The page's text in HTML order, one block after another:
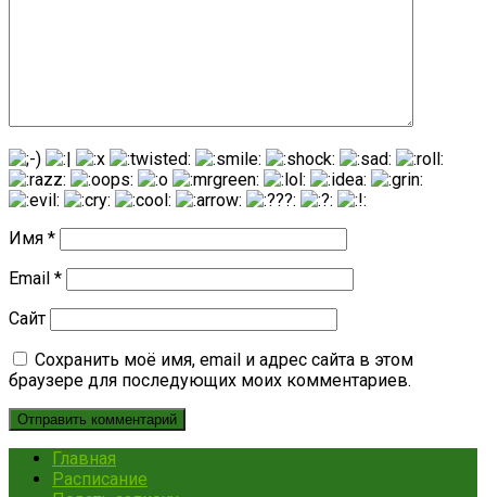
Имя *
Email *
Сайт
Сохранить моё имя, email и адрес сайта в этом
браузере для последующих моих комментариев.
Главная
Расписание